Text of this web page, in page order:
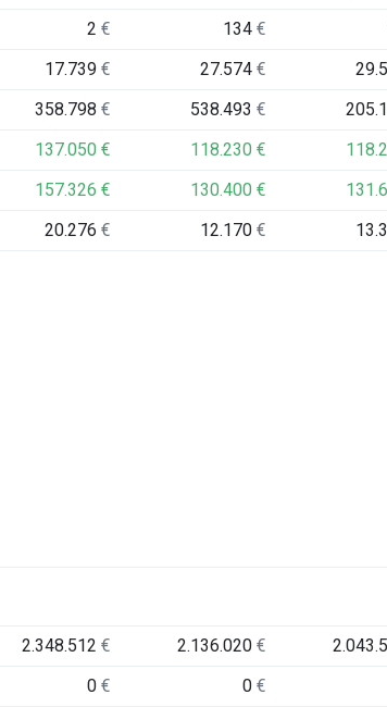
2€ 134€
17.739€ 27.574€
358.798€ 538.493€
137.050€ 118.230€
157.326€ 130.400€
20.276€ 12.170€
2.348.512€ 2.136.020€
0€ 0€